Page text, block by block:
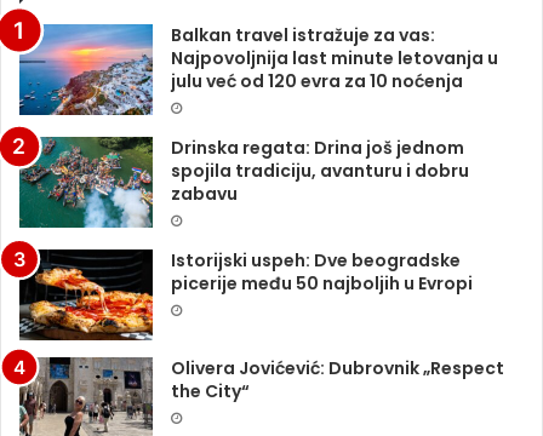
Balkan travel istražuje za vas:
Najpovoljnija last minute letovanja u
julu već od 120 evra za 10 noćenja
Drinska regata: Drina još jednom
spojila tradiciju, avanturu i dobru
zabavu
Istorijski uspeh: Dve beogradske
picerije među 50 najboljih u Evropi
Olivera Jovićević: Dubrovnik „Respect
the City“